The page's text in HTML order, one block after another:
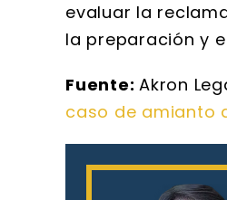
evaluar la
la preparación y
Fuente:Akron
caso de amianto